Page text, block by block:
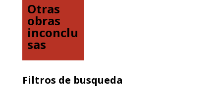
Otras
obras
inconclu
sas
Filtros de busqueda